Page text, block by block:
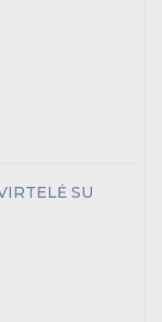
SU